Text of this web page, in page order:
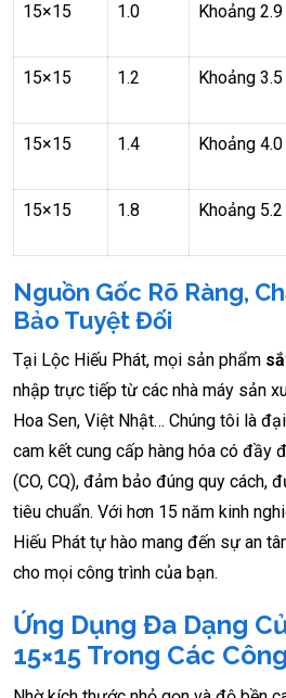
15×15 1.0 Khoảng
15×15 1.2 Khoảng
15×15 1.4 Khoảng
15×15 1.8 Khoảng
Nguồn Gốc Rõ Ràng,
Bảo Tuyệt Đối
Tại Lộc Hiếu Phát, mọi sản phẩm
nhập trực tiếp từ các nhà máy sản
Hoa Sen, Việt Nhật… Chúng tôi là
cam kết cung cấp hàng hóa có đầy
(CO, CQ), đảm bảo đúng quy cách,
tiêu chuẩn. Với hơn 15 năm kinh
Hiếu Phát tự hào mang đến sự an
cho mọi công trình của bạn.
Ứng Dụng Đa Dạng
15×15 Trong Các